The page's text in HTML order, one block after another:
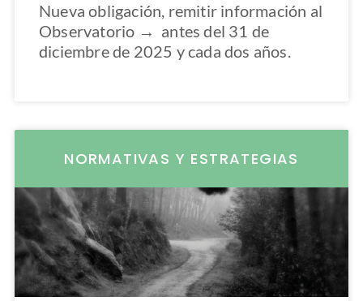
Nueva obligación, remitir información al
Observatorio → antes del 31 de
diciembre de 2025 y cada dos años.
NORMATIVAS Y ESTRATEGIAS